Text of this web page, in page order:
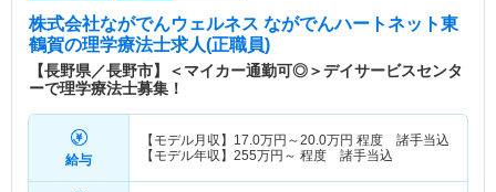
株式会社ながでんウェルネス ながでんハートネット東
鶴賀の理学療法士求人(正職員)
【長野県／長野市】＜マイカー通勤可◎＞デイサービスセンタ
ーで理学療法士募集！
給与
【モデル月収】 17.0万円～20.0万円 程度 諸手当込
【モデル年収】 255万円～ 程度 諸手当込